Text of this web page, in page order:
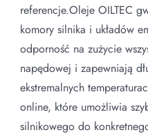
referencje.Oleje OILTEC
komory silnika i układów
odporność na zużycie
napędowej i zapewniają
ekstremalnych
online, które umożliwia
silnikowego do